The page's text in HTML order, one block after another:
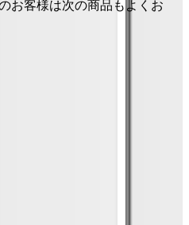
お客様は次の商品もよくお